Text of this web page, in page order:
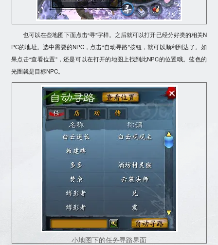
也可以在些地图下面点击“寻”字样。之后就可以打开已经分好类的相关N
PC的地址。选中需要的NPC，点击“自动寻路”按钮，就可以顺利到达了。如
果点击“查看位置”，还是可以在打开的地图上找到此NPC的位置哦。蓝色的
光圈就是目标NPC。
小地图下的任务寻路界面